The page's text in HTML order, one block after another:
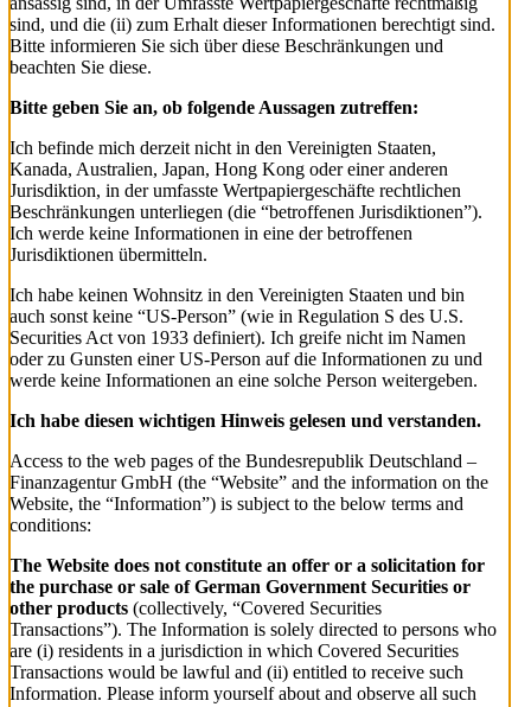
sind, und die (ii) zum Erhalt dieser Informationen berechtigt sind.
Bitte informieren Sie sich über diese Beschränkungen und
beachten Sie diese.
Bitte geben Sie an, ob folgende Aussagen zutreffen:
Ich befinde mich derzeit nicht in den Vereinigten Staaten,
Kanada, Australien, Japan, Hong Kong oder einer anderen
Jurisdiktion, in der umfasste Wertpapiergeschäfte rechtlichen
Beschränkungen unterliegen (die “betroffenen Jurisdiktionen”).
Ich werde keine Informationen in eine der betroffenen
Jurisdiktionen übermitteln.
Ich habe keinen Wohnsitz in den Vereinigten Staaten und bin
auch sonst keine “US-Person” (wie in Regulation S des U.S.
Securities Act von 1933 definiert). Ich greife nicht im Namen
oder zu Gunsten einer US-Person auf die Informationen zu und
werde keine Informationen an eine solche Person weitergeben.
Ich habe diesen wichtigen Hinweis gelesen und verstanden.
Access to the web pages of the Bundesrepublik Deutschland –
Finanzagentur GmbH (the “Website” and the information on the
Website, the “Information”) is subject to the below terms and
conditions:
The Website does not constitute an offer or a solicitation for
the purchase or sale of German Government Securities or
other products (collectively, “Covered Securities
Transactions”). The Information is solely directed to persons who
are (i) residents in a jurisdiction in which Covered Securities
Transactions would be lawful and (ii) entitled to receive such
Information. Please inform yourself about and observe all such